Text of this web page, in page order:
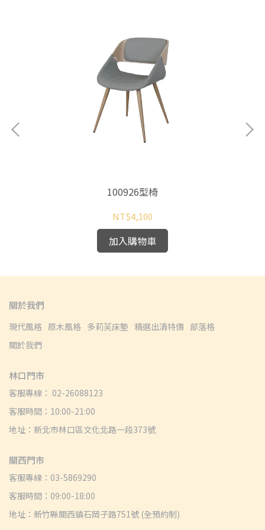
100926型椅
NT$4,100
加入購物車
關於我們
現代風格 原木風格 多莉芙床墊 精選出清特價 部落格
關於我們
林口門市
客服專線： 02-26088123
客服時間：10:00-21:00
地址：新北市林口區文化北路一段373號
關西門市
客服專線：03-5869290
客服時間：09:00-18:00
地址：新竹縣關西鎮石岡子路751號 (全預約制)